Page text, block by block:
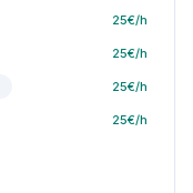
25€/h
25€/h
25€/h
25€/h